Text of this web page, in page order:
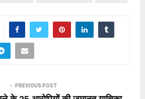
PREVIOUS POST